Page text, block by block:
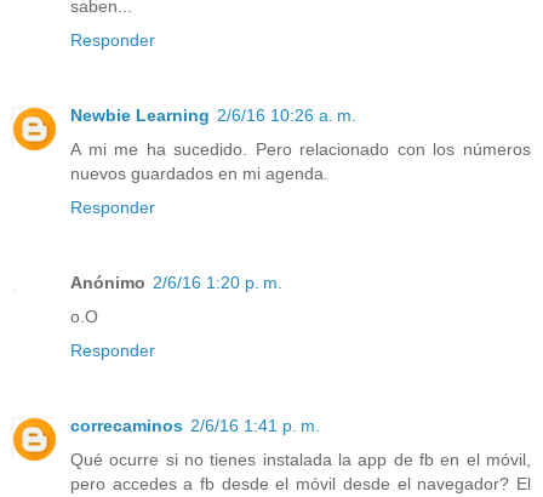
saben...
Responder
Newbie Learning 2/6/16 10:26 a. m.
A mi me ha sucedido. Pero relacionado con los números
nuevos guardados en mi agenda.
Responder
Anónimo 2/6/16 1:20 p. m.
o.O
Responder
correcaminos 2/6/16 1:41 p. m.
Qué ocurre si no tienes instalada la app de fb en el móvil,
pero accedes a fb desde el móvil desde el navegador? El